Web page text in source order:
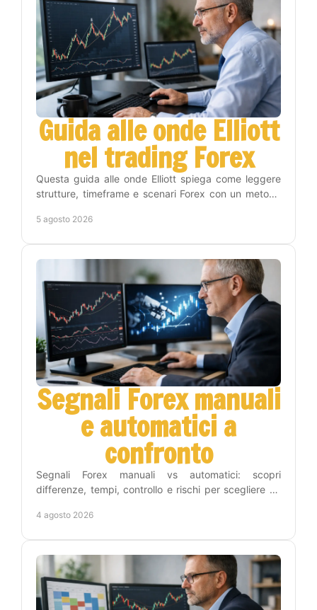
Guida alle onde Elliott
nel trading Forex
Questa guida alle onde Elliott spiega come leggere
strutture, timeframe e scenari Forex con un metodo
5 agosto 2026
Segnali Forex manuali
e automatici a
confronto
Segnali Forex manuali vs automatici: scopri
differenze, tempi, controllo e rischi per scegliere un
4 agosto 2026